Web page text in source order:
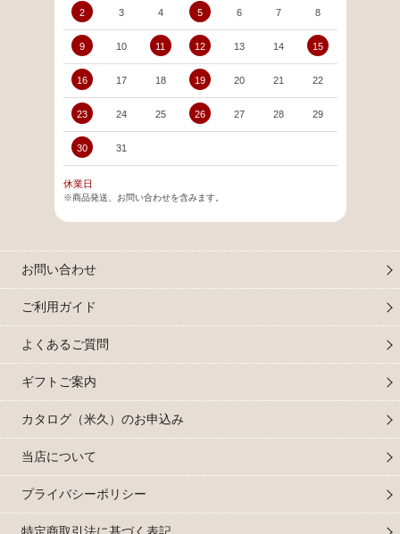
2 3 4 5 6 7 8
9 10 11 12 13 14 15
16 17 18 19 20 21 22
23 24 25 26 27 28 29
30 31
休業日
※商品発送、お問い合わせを含みます。
お問い合わせ
ご利用ガイド
よくあるご質問
ギフトご案内
カタログ（米久）のお申込み
当店について
プライバシーポリシー
特定商取引法に基づく表記